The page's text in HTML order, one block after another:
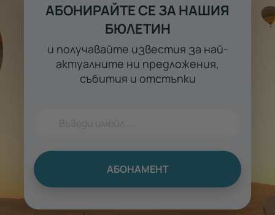
АБОНИРАЙТЕ СЕ ЗА НАШИЯ
БЮЛЕТИН
и получавайте известия за най-
актуалните ни предложения,
събития и отстъпки
АБОНАМЕНТ